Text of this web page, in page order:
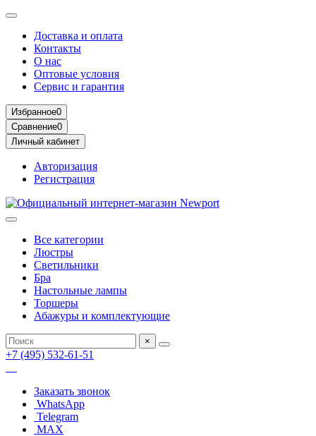
Доставка и оплата
Контакты
О нас
Оптовые условия
Сервис и гарантия
Избранное0
Сравнение0
Личный кабинет
Авторизация
Регистрация
Все категории
Люстры
Светильники
Бра
Настольные лампы
Торшеры
Абажуры и комплектующие
×
+7 (495) 532-61-51
Заказать звонок
WhatsApp
Telegram
MAX